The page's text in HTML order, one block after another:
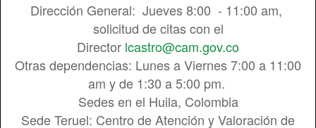
Dirección General: Jueves 8:00 - 11:00 am,
solicitud de citas con el
Director lcastro@cam.gov.co
Otras dependencias: Lunes a Viernes 7:00 a 11:00
am y de 1:30 a 5:00 pm.
Sedes en el Huila, Colombia
Sede Teruel: Centro de Atención y Valoración de